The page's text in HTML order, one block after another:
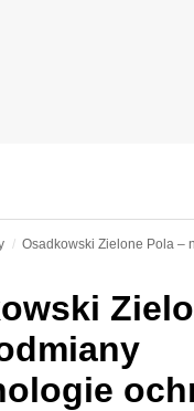
Osadkowski Zielone Pola –